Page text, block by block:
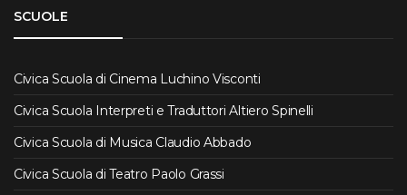
SCUOLE
Civica Scuola di Cinema Luchino Visconti
Civica Scuola Interpreti e Traduttori Altiero Spinelli
Civica Scuola di Musica Claudio Abbado
Civica Scuola di Teatro Paolo Grassi